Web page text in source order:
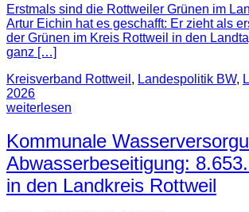
Erstmals sind die Rottweiler Grünen im
Artur Eichin hat es geschafft: Er zieht als
der Grünen im Kreis Rottweil in den
ganz […]
Kreisverband Rottweil , Landespolitik BW,
2026
weiterlesen
Kommunale
Abwasserbeseitigung:
in den Landkreis Rottweil